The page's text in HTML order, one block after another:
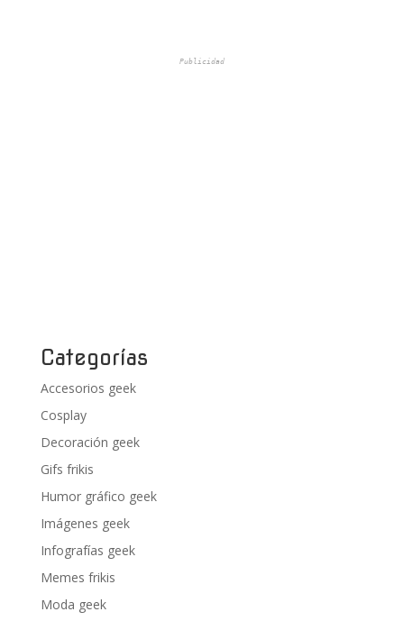
Publicidad
Categorías
Accesorios geek
Cosplay
Decoración geek
Gifs frikis
Humor gráfico geek
Imágenes geek
Infografías geek
Memes frikis
Moda geek